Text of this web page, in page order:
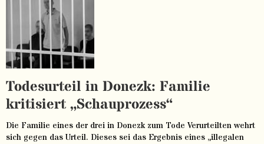
Todesurteil in Donezk: Familie
kritisiert „Schauprozess“
Die Familie eines der drei in Donezk zum Tode Verurteilten wehrt
sich gegen das Urteil. Dieses sei das Ergebnis eines „illegalen